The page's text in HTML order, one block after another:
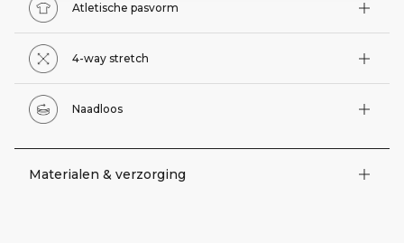
Atletische pasvorm
4-way stretch
Naadloos
Materialen & verzorging